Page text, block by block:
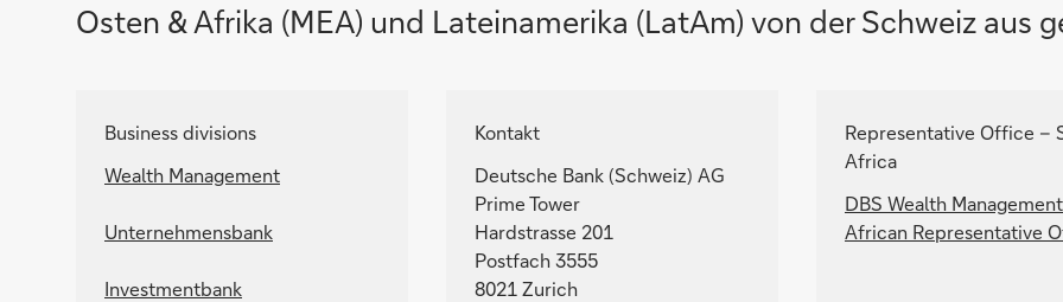
Osten & Afrika (MEA) und Lateinamerika (LatAm) von der Schweiz aus
Business divisions
Wealth Management
Unternehmensbank
Investmentbank
Kontakt
Deutsche Bank (Schweiz) AG
Prime Tower
Hardstrasse 201
Postfach 3555
8021 Zurich
Representative Office –
Africa
DBS Wealth
African Representative